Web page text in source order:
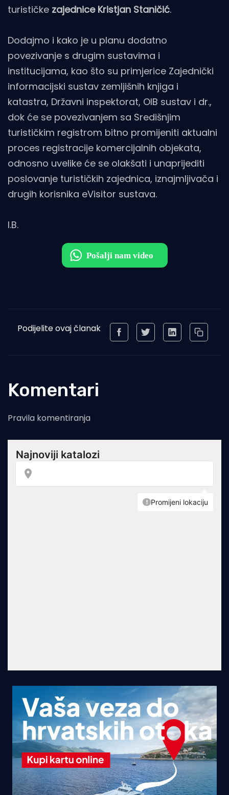
turističke zajednice Kristjan Staničić.
Dodajmo i kako je u planu dodatno
povezivanje s drugim sustavima i
institucijama, kao što su primjerice Zajednički
informacijski sustav zemljišnih knjiga i
katastra, Državni inspektorat, OIB sustav i dr.,
dok će se povezivanjem sa Središnjim
turističkim registrom bitno promijeniti aktualni
proces registracije komercijalnih objekata,
odnosno uvelike će se olakšati i unaprijediti
poslovanje turističkih zajednica, iznajmljivača i
drugih korisnika eVisitor sustava.
I.B.
Podijelite ovaj članak
Komentari
Pravila komentiranja